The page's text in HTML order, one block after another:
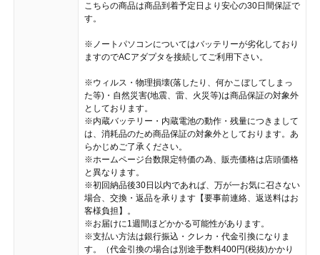
こちらの商品は商品到着予定日より安心の30日間保証で
す。
※ノートパソコンについてはバッテリーが劣化しており
ますのでACアダプタを接続してご利用下さい。
※ウィルス・物理損壊(落したり、何かこぼしてしまっ
た等)・自然災害(地震、雷、火災等)は商品保証の対象外
としております。
※内蔵バッテリー・内蔵電池の動作・残量につきまして
は、消耗品のため商品保証の対象外としております。あ
らかじめご了承ください。
※ホームページ台数限定特価の為、販売価格は店頭価格
と異なります。
※初回納品後30日以内であれば、万が一お気に召さない
場合、交換・返品を承ります【要事前連絡、返送料はお
客様負担】。
※お届けに1週間ほどかかる可能性があります。
※支払い方法は銀行振込・クレカ・代金引換になりま
す。（代金引換の場合は別途手数料400円(税抜)かかり